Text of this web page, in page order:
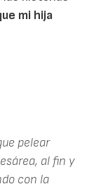
mi hija
pelear
al fin y
con la